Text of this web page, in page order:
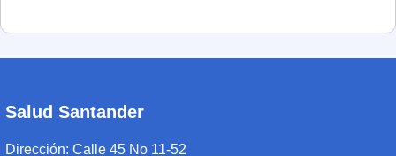
Salud Santander
Dirección: Calle 45 No 11-52